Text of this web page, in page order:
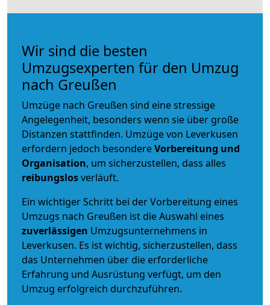
Wir sind die besten
Umzugsexperten für den Umzug
nach Greußen
Umzüge nach Greußen sind eine stressige
Angelegenheit, besonders wenn sie über große
Distanzen stattfinden. Umzüge von Leverkusen
erfordern jedoch besondereVorbereitung und
Organisation, um sicherzustellen, dass alles
reibungslosverläuft.
Ein wichtiger Schritt bei der Vorbereitung eines
Umzugs nach Greußen ist die Auswahl eines
zuverlässigen Umzugsunternehmens in
Leverkusen. Es ist wichtig, sicherzustellen, dass
das Unternehmen über die erforderliche
Erfahrung und Ausrüstung verfügt, um den
Umzug erfolgreich durchzuführen.